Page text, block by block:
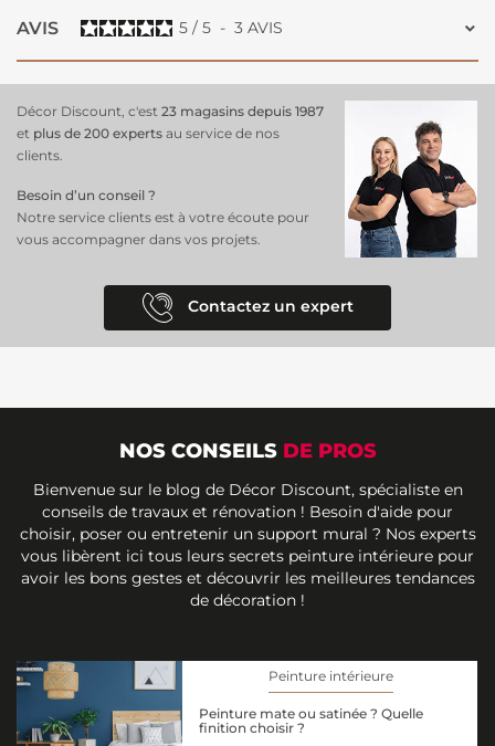
AVIS 5 / 5 - 3 AVIS
Décor Discount, c'est 23 magasins depuis 1987
et plus de 200 experts au service de nos
clients.
Besoin d’un conseil ?
Notre service clients est à votre écoute pour
vous accompagner dans vos projets.
Contactez un expert
NOS CONSEILS DE PROS
Bienvenue sur le blog de Décor Discount, spécialiste en
conseils de travaux et rénovation ! Besoin d'aide pour
choisir, poser ou entretenir un support mural ? Nos experts
vous libèrent ici tous leurs secrets peinture intérieure pour
avoir les bons gestes et découvrir les meilleures tendances
de décoration !
Peinture intérieure
Peinture mate ou satinée ? Quelle
finition choisir ?